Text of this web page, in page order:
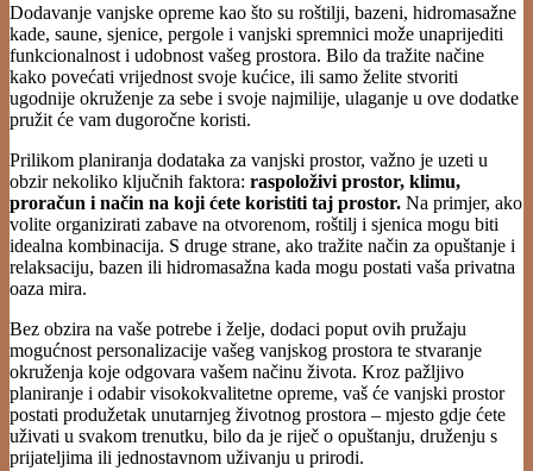
Dodavanje vanjske opreme kao što su roštilji, bazeni, hidromasažne
kade, saune, sjenice, pergole i vanjski spremnici može unaprijediti
funkcionalnost i udobnost vašeg prostora. Bilo da tražite načine
kako povećati vrijednost svoje kućice, ili samo želite stvoriti
ugodnije okruženje za sebe i svoje najmilije, ulaganje u ove dodatke
pružit će vam dugoročne koristi.
Prilikom planiranja dodataka za vanjski prostor, važno je uzeti u
obzir nekoliko ključnih faktora: raspoloživi prostor, klimu,
proračun i način na koji ćete koristiti taj prostor. Na primjer, ako
volite organizirati zabave na otvorenom, roštilj i sjenica mogu biti
idealna kombinacija. S druge strane, ako tražite način za opuštanje i
relaksaciju, bazen ili hidromasažna kada mogu postati vaša privatna
oaza mira.
Bez obzira na vaše potrebe i želje, dodaci poput ovih pružaju
mogućnost personalizacije vašeg vanjskog prostora te stvaranje
okruženja koje odgovara vašem načinu života. Kroz pažljivo
planiranje i odabir visokokvalitetne opreme, vaš će vanjski prostor
postati produžetak unutarnjeg životnog prostora – mjesto gdje ćete
uživati u svakom trenutku, bilo da je riječ o opuštanju, druženju s
prijateljima ili jednostavnom uživanju u prirodi.